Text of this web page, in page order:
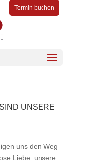
Termin buchen
UNSERE
uns den Weg
Liebe: unsere